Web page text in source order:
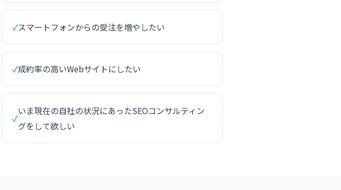
✓スマートフォンからの受注を増やしたい
✓成約率の高いWebサイトにしたい
✓
いま現在の自社の状況にあったSEOコンサルティン
グをして欲しい